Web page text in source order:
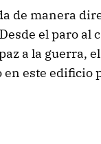
de manera
el paro al
a la guerra,
este edificio